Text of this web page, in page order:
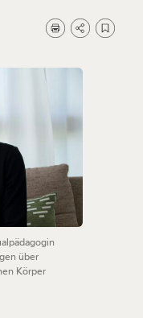
über
Körper